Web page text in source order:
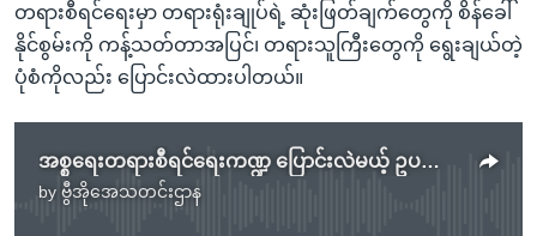
တရားစီရင်ရေးမှာ တရားရုံးချုပ်ရဲ့ ဆုံးဖြတ်ချက်တွေကို စိန်ခေါ်
နိုင်စွမ်းကို ကန့်သတ်တာအပြင်၊ တရားသူကြီးတွေကို ရွေးချယ်တဲ့
ပုံစံကိုလည်း ပြောင်းလဲထားပါတယ်။
အစ္စရေးတရားစီရင်ရေးကဏ္ဍ ပြောင်းလဲမယ့် ဥပဒေအတည်ပြု
by ဗွီအိုအေသတင်းဌာန
No media source currently available